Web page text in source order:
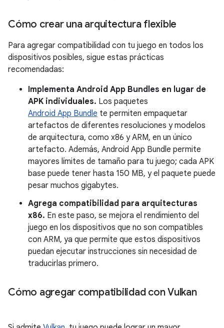
Cómo crear una arquitectura flexible
Para agregar compatibilidad con tu juego en todos los
dispositivos posibles, sigue estas prácticas
recomendadas:
Implementa Android App Bundles en lugar de
APK individuales. Los paquetes
Android App Bundle te permiten empaquetar
artefactos de diferentes resoluciones y modelos
de arquitectura, como x86 y ARM, en un único
artefacto. Además, Android App Bundle permite
mayores límites de tamaño para tu juego; cada APK
base puede tener hasta 150 MB, y el paquete puede
pesar muchos gigabytes.
Agrega compatibilidad para arquitecturas
x86. En este paso, se mejora el rendimiento del
juego en los dispositivos que no son compatibles
con ARM, ya que permite que estos dispositivos
puedan ejecutar instrucciones sin necesidad de
traducirlas primero.
Cómo agregar compatibilidad con Vulkan